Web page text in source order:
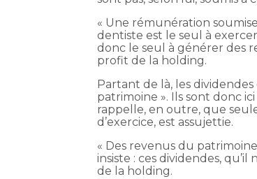
« Une rémunération
dentiste est le seul à
donc le seul à générer des
profit de la holding.
Partant de là, les
patrimoine ». Ils sont donc ici
rappelle, en outre, que
d’exercice, est assujettie.
« Des revenus du
insiste : ces dividendes,
de la holding.